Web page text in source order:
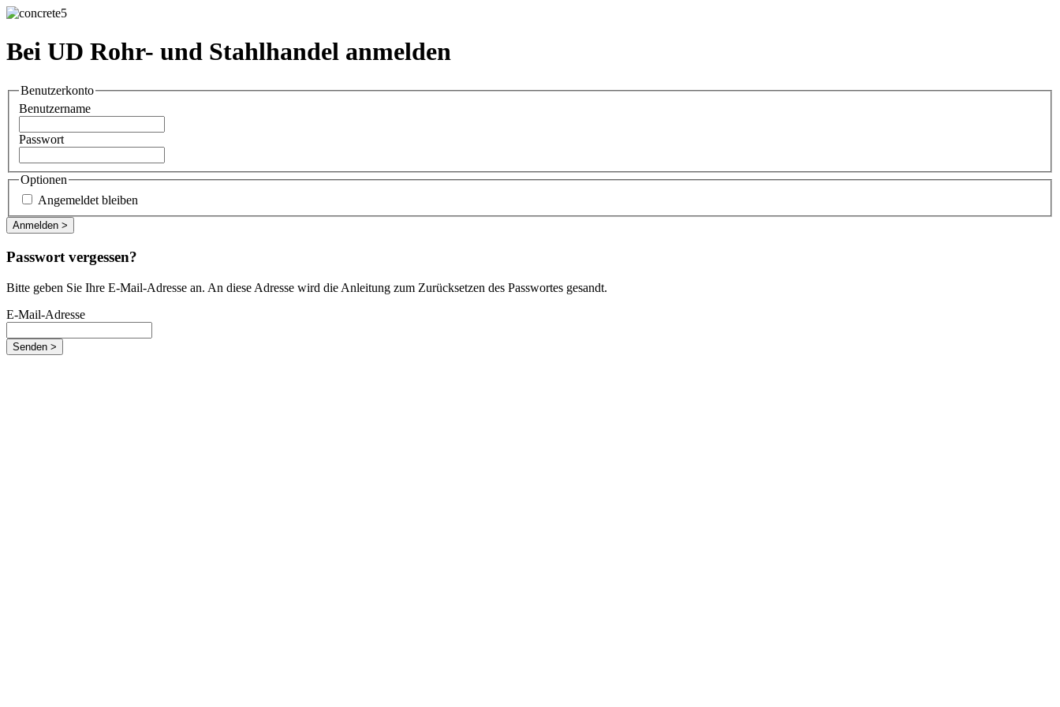
Bei UD Rohr- und Stahlhandel anmelden
Benutzerkonto
Benutzername
Passwort
Optionen
Angemeldet bleiben
Passwort vergessen?
Bitte geben Sie Ihre E-Mail-Adresse an. An diese Adresse wird die Anleitung zum Zurücksetzen des Passwortes gesandt.
E-Mail-Adresse